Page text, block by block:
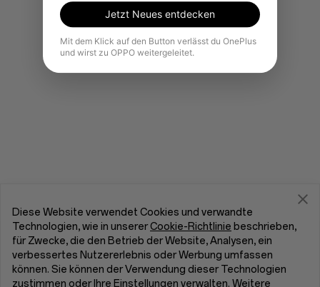
Jetzt Neues entdecken
Mit dem Klick auf den Button verlässt du OnePlus
und wirst zu OPPO weitergeleitet.
Diese Website verwendet Cookies und verwandte
Technologien, wie in unsererCookie-Richtlinie beschrieben,
für Zwecke, die den Betrieb der Website, Analysen, ein
verbessertes Nutzererlebnis oder Werbung umfassen
können. Sie können der Verwendung dieser Technologien
zustimmen oder Ihre Einstellungen verwalten. Weitere